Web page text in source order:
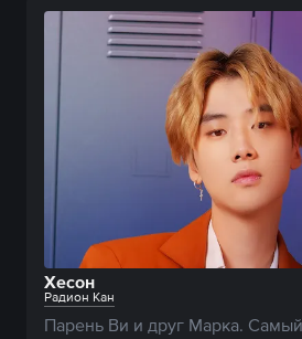
Хесон
Радион Кан
Парень Ви и друг Марка.